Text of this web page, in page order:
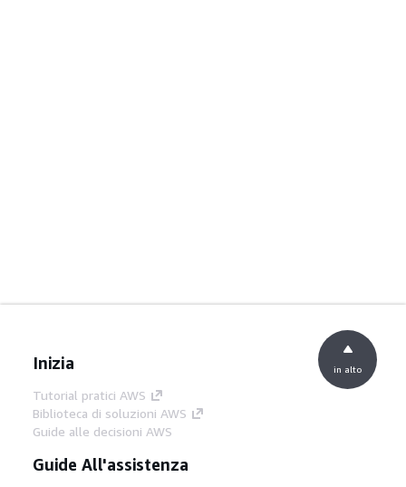
Inizia
Tutorial pratici AWS
Biblioteca di soluzioni AWS
Guide alle decisioni AWS
Guide All'assistenza
in alto